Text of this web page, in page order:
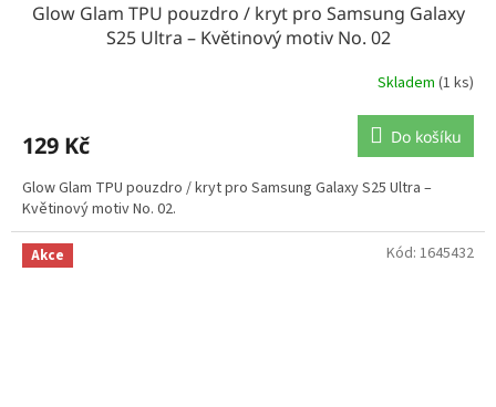
Glow Glam TPU pouzdro / kryt pro Samsung Galaxy
S25 Ultra – Květinový motiv No. 02
Skladem (1 ks)
129 Kč Do košíku
Glow Glam TPU pouzdro / kryt pro Samsung Galaxy S25 Ultra –
Květinový motiv No. 02.
Akce Kód: 1645432